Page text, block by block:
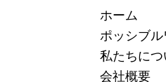
ホーム
ポッシブ
私たちにつ
会社概要